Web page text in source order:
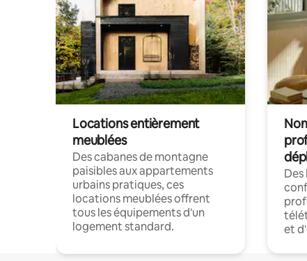
Locations entièrement
meublées
Des cabanes de montagne
paisibles aux appartements
urbains pratiques, ces
locations meublées offrent
tous les équipements d'un
logement standard.
et